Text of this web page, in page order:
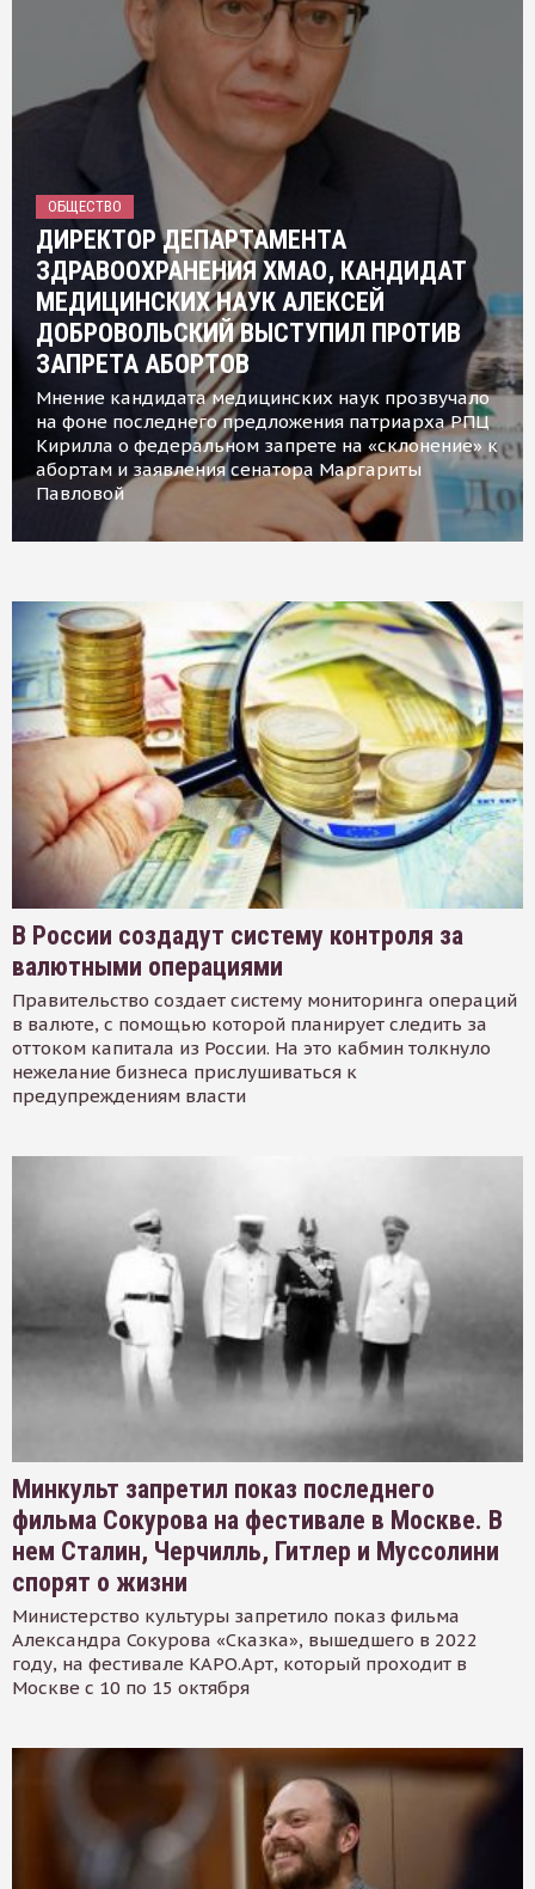
ОБЩЕСТВО
ДИРЕКТОР ДЕПАРТАМЕНТА
ЗДРАВООХРАНЕНИЯ ХМАО, КАНДИДАТ
МЕДИЦИНСКИХ НАУК АЛЕКСЕЙ
ДОБРОВОЛЬСКИЙ ВЫСТУПИЛ ПРОТИВ
ЗАПРЕТА АБОРТОВ
Мнение кандидата медицинских наук прозвучало
на фоне последнего предложения патриарха РПЦ
Кирилла о федеральном запрете на «склонение» к
абортам и заявления сенатора Маргариты
Павловой
В России создадут систему контроля за
валютными операциями
Правительство создает систему мониторинга операций
в валюте, с помощью которой планирует следить за
оттоком капитала из России. На это кабмин толкнуло
нежелание бизнеса прислушиваться к
предупреждениям власти
Минкульт запретил показ последнего
фильма Сокурова на фестивале в Москве. В
нем Сталин, Черчилль, Гитлер и Муссолини
спорят о жизни
Министерство культуры запретило показ фильма
Александра Сокурова «Сказка», вышедшего в 2022
году, на фестивале КАРО.Арт, который проходит в
Москве с 10 по 15 октября